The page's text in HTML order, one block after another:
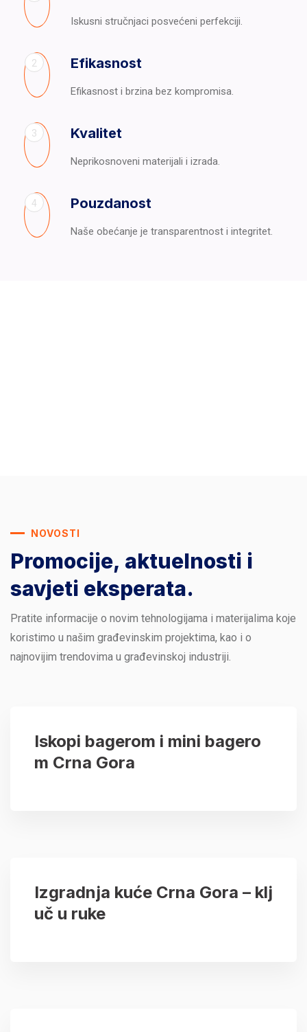
Iskusni stručnjaci posvećeni perfekciji.
2 Efikasnost
Efikasnost i brzina bez kompromisa.
3 Kvalitet
Neprikosnoveni materijali i izrada.
4 Pouzdanost
Naše obećanje je transparentnost i integritet.
NOVOSTI
Promocije, aktuelnosti i
savjeti eksperata.
Pratite informacije o novim tehnologijama i materijalima koje
koristimo u našim građevinskim projektima, kao i o
najnovijim trendovima u građevinskoj industriji.
Iskopi bagerom i mini bagero
m Crna Gora
Izgradnja kuće Crna Gora – klj
uč u ruke